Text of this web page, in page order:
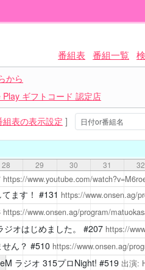
番組表 番組一覧
から
Play ギフトコード 認定店
組表の表示設定 ]
28 29 30 31 32
https://www.youtube.com/
ます！ #131 https://www.onsen.ag/
https://www.onsen.ag/program/
オはじめました。 #207 https://
ん？ #510 https://www.onsen.ag/
ラジオ 315プロNight! #519 出演: